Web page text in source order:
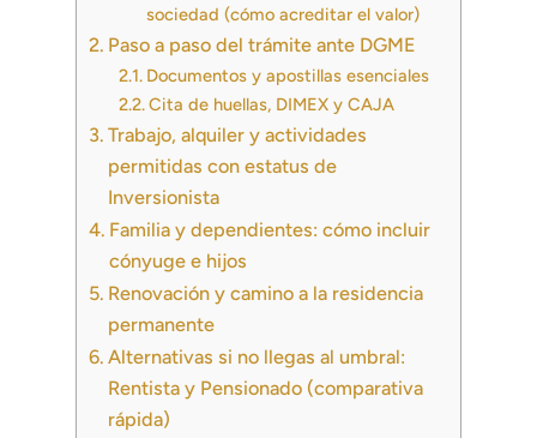
sociedad (cómo acreditar el valor)
Paso a paso del trámite ante DGME
Documentos y apostillas esenciales
Cita de huellas, DIMEX y CAJA
Trabajo, alquiler y actividades
permitidas con estatus de
Inversionista
Familia y dependientes: cómo incluir
cónyuge e hijos
Renovación y camino a la residencia
permanente
Alternativas si no llegas al umbral:
Rentista y Pensionado (comparativa
rápida)